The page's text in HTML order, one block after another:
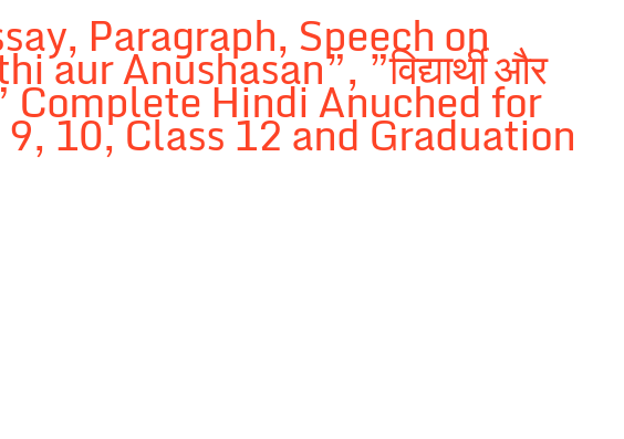
Paragraph, Speech on
aur Anushasan”, ”विद्यार्थी और
Complete Hindi Anuched for
10, Class 12 and Graduation